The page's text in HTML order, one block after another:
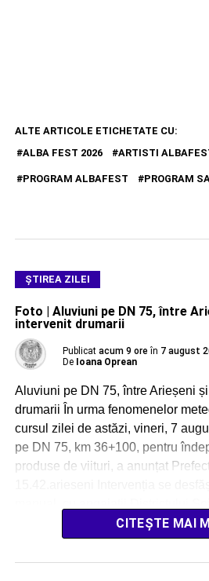
ALTE ARTICOLE ETICHETATE CU:
ALBA FEST 2026
ARTISTI
PROGRAM ALBAFEST PROGRAM
ŞTIREA ZILEI
Foto | Aluviuni pe DN 75, între
intervenit drumarii
Publicat acum 9 ore în 7 august
De Ioana Oprean
Aluviuni pe DN 75, între Arieșeni
drumarii În urma fenomenelor
cursul zilei de astăzi, vineri, 7
pe DN 75, km 36+100, pentru
produse de viituri, a anunțat
CITEȘTE MAI